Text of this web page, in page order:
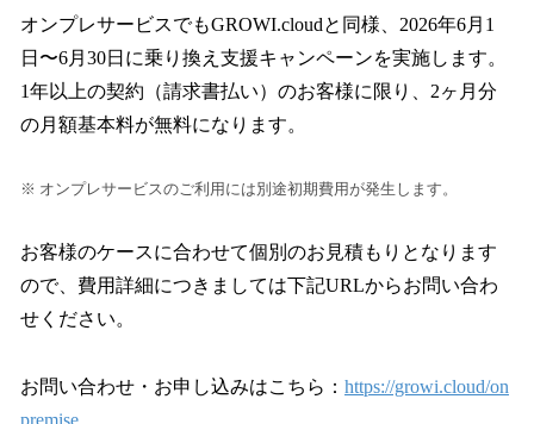
オンプレサービスでもGROWI.cloudと同様、2026年6月1
日〜6月30日に乗り換え支援キャンペーンを実施します。
1年以上の契約（請求書払い）のお客様に限り、2ヶ月分
の月額基本料が無料になります。
※ オンプレサービスのご利用には別途初期費用が発生します。
お客様のケースに合わせて個別のお見積もりとなります
ので、費用詳細につきましては下記URLからお問い合わ
せください。
お問い合わせ・お申し込みはこちら： https://growi.cloud/on